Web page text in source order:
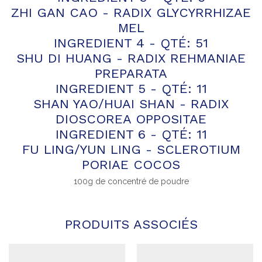
ZHI GAN CAO - RADIX GLYCYRRHIZAE
MEL
INGREDIENT 4 - QTÉ: 51
SHU DI HUANG - RADIX REHMANIAE
PREPARATA
INGREDIENT 5 - QTÉ: 11
SHAN YAO/HUAI SHAN - RADIX
DIOSCOREA OPPOSITAE
INGREDIENT 6 - QTÉ: 11
FU LING/YUN LING - SCLEROTIUM
PORIAE COCOS
100g de concentré de poudre
PRODUITS ASSOCIÉS